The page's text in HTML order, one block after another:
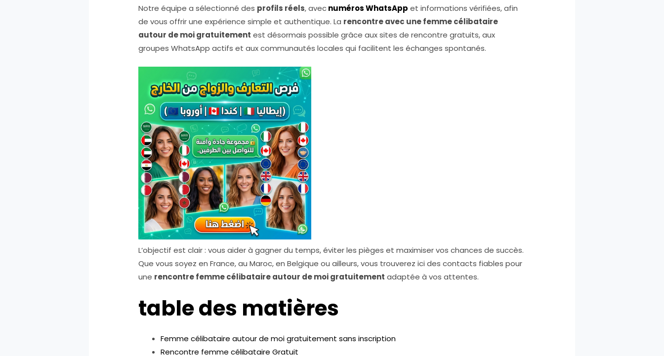
Notre équipe a sélectionné des profils réels, avecnuméros WhatsApp et informations vérifiées, afin
de vous offrir une expérience simple et authentique. La rencontre avec une femme célibataire
autour de moi gratuitement est désormais possible grâce aux sites de rencontre gratuits, aux
groupes WhatsApp actifs et aux communautés locales qui facilitent les échanges spontanés.
L’objectif est clair : vous aider à gagner du temps, éviter les pièges et maximiser vos chances de succès.
Que vous soyez en France, au Maroc, en Belgique ou ailleurs, vous trouverez ici des contacts fiables pour
une rencontre femme célibataire autour de moi gratuitement adaptée à vos attentes.
table des matières
Femme célibataire autour de moi gratuitement sans inscription
Rencontre femme célibataire Gratuit